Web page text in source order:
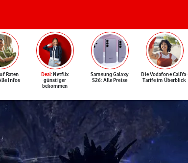
Raten
Infos
Deal: Netflix
günstiger
bekommen
Samsung Galaxy
S26: Alle Preise
Die Vodafone CallYa-
Tarife im Überblick